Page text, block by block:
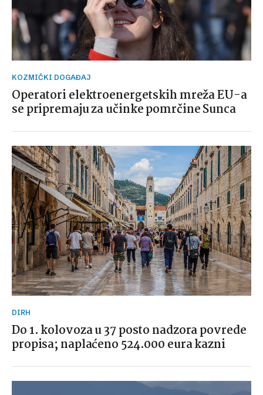
KOZMIČKI DOGAĐAJ
Operatori elektroenergetskih mreža EU-a
se pripremaju za učinke pomrčine Sunca
DIRH
Do 1. kolovoza u 37 posto nadzora povrede
propisa; naplaćeno 524.000 eura kazni